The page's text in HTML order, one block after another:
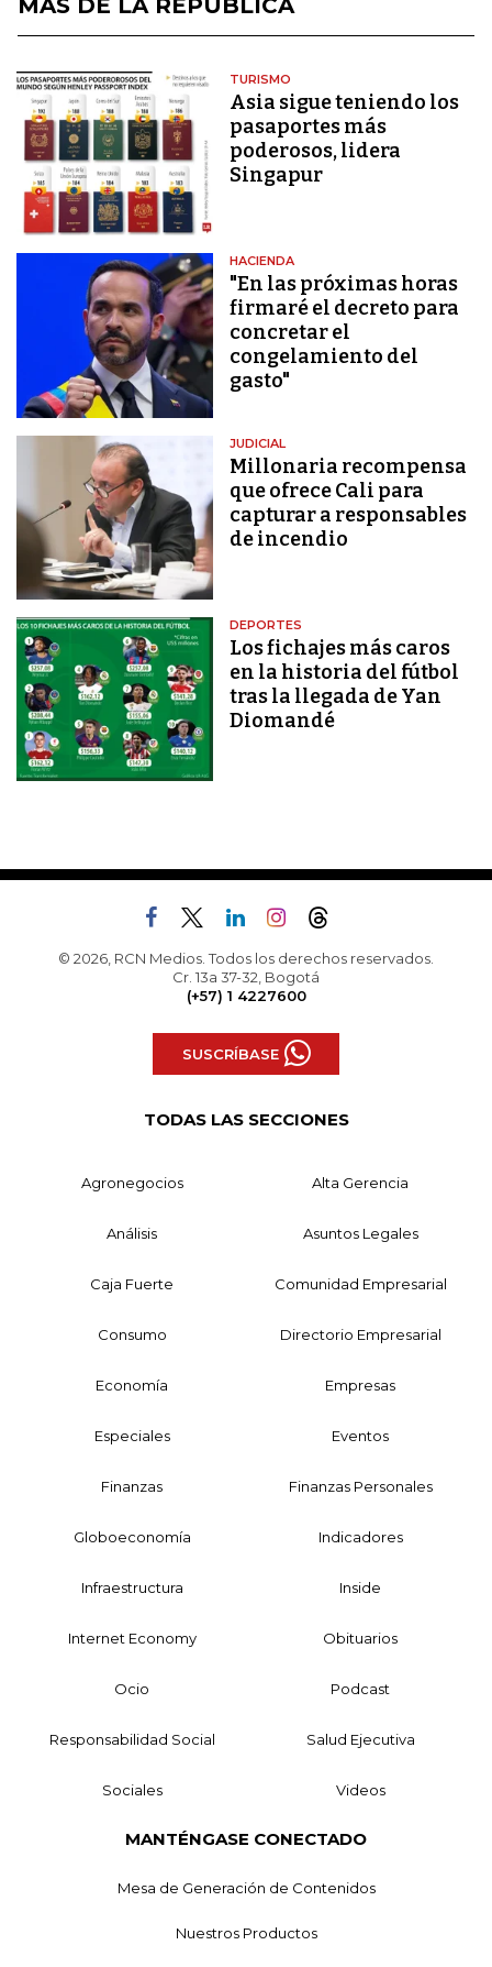
MÁS DE LA REPÚBLICA
TURISMO
Asia sigue teniendo los
pasaportes más
poderosos, lidera
Singapur
HACIENDA
"En las próximas horas
firmaré el decreto para
concretar el
congelamiento del
gasto"
JUDICIAL
Millonaria recompensa
que ofrece Cali para
capturar a responsables
de incendio
DEPORTES
Los fichajes más caros
en la historia del fútbol
tras la llegada de Yan
Diomandé
© 2026, RCN Medios. Todos los derechos reservados.
Cr. 13a 37-32, Bogotá
(+57) 1 4227600
SUSCRÍBASE
TODAS LAS SECCIONES
Agronegocios Alta Gerencia
Análisis Asuntos Legales
Caja Fuerte Comunidad Empresarial
Consumo Directorio Empresarial
Economía Empresas
Especiales Eventos
Finanzas Finanzas Personales
Globoeconomía Indicadores
Infraestructura Inside
Internet Economy Obituarios
Ocio Podcast
Responsabilidad Social Salud Ejecutiva
Sociales Videos
MANTÉNGASE CONECTADO
Mesa de Generación de Contenidos
Nuestros Productos